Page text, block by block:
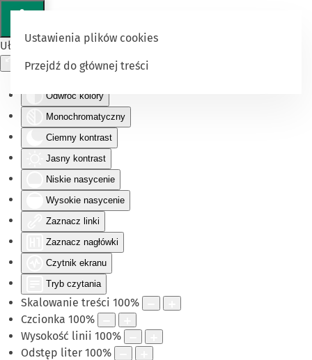
Ułatwienia dostępu
Odwróć kolory
Monochromatyczny
Ciemny kontrast
Jasny kontrast
Niskie nasycenie
Wysokie nasycenie
Zaznacz linki
Zaznacz nagłówki
Czytnik ekranu
Tryb czytania
Skalowanie treści 100%
Czcionka 100%
Wysokość linii 100%
Odstęp liter 100%
Ustawienia plików cookies
Przejdź do głównej treści